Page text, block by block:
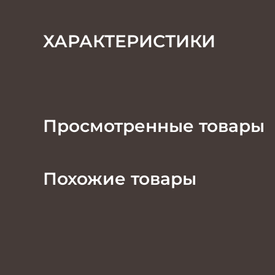
ХАРАКТЕРИСТИКИ
Просмотренные товары
Похожие товары